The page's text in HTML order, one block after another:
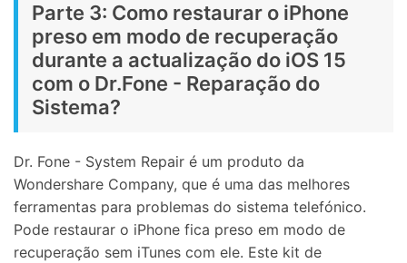
Parte 3: Como restaurar o iPhone
preso em modo de recuperação
durante a actualização do iOS 15
com o Dr.Fone - Reparação do
Sistema?
Dr. Fone - System Repair é um produto da
Wondershare Company, que é uma das melhores
ferramentas para problemas do sistema telefónico.
Pode restaurar o iPhone fica preso em modo de
recuperação sem iTunes com ele. Este kit de